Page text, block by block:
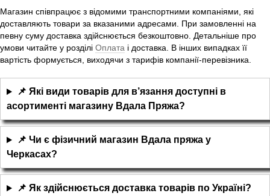
Магазин співпрацює з відомими транспортними компаніями, які
доставляють товари за вказаними адресами. При замовленні на
певну суму доставка здійснюється безкоштовно. Детальніше про
умови читайте у розділі Оплата і доставка. В інших випадках її
вартість формується, виходячи з тарифів компанії-перевізника.
📌 Які види товарів для в’язання доступні в
асортименті магазину Вдала Пряжа?
📌 Чи є фізичний магазин Вдала пряжа у
Черкасах?
📌 Як здійснюється доставка товарів по Україні?